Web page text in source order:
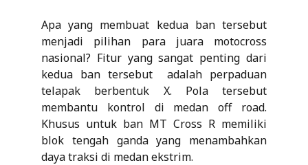
Apa yang membuat kedua ban tersebut
menjadi pilihan para juara motocross
nasional? Fitur yang sangat penting dari
kedua ban tersebut adalah perpaduan
telapak berbentuk X. Pola tersebut
membantu kontrol di medan off road.
Khusus untuk ban MT Cross R memiliki
blok tengah ganda yang menambahkan
daya traksi di medan ekstrim.